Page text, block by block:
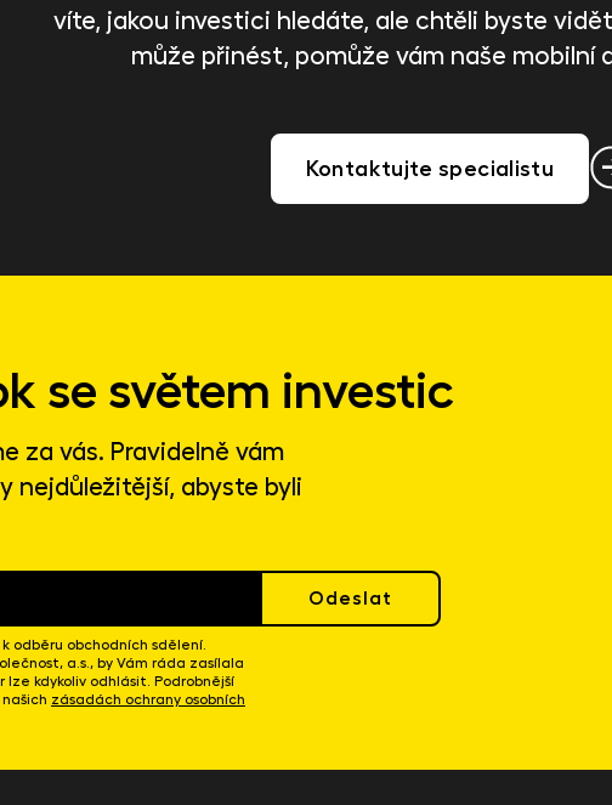
víte, jakou investici hledáte, ale chtěli byste
může přinést, pomůže vám naše mobilní
Kontaktujte specialistu
se světem investic
za vás. Pravidelně vám
nejdůležitější, abyste byli
odběru obchodních sdělení.
a.s., by Vám ráda zasílala
lze kdykoliv odhlásit. Podrobnější
zásadách ochrany osobních
Odeslat